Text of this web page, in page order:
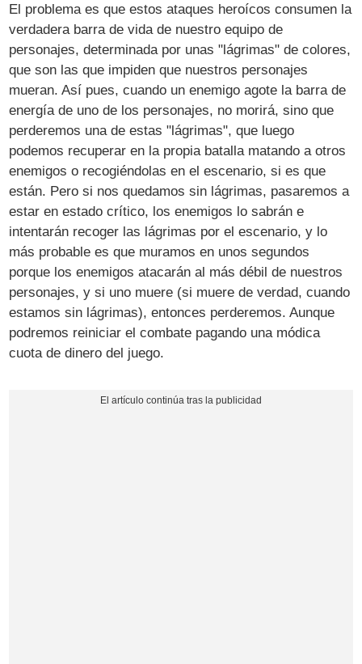
El problema es que estos ataques heroícos consumen la
verdadera barra de vida de nuestro equipo de
personajes, determinada por unas "lágrimas" de colores,
que son las que impiden que nuestros personajes
mueran. Así pues, cuando un enemigo agote la barra de
energía de uno de los personajes, no morirá, sino que
perderemos una de estas "lágrimas", que luego
podemos recuperar en la propia batalla matando a otros
enemigos o recogiéndolas en el escenario, si es que
están. Pero si nos quedamos sin lágrimas, pasaremos a
estar en estado crítico, los enemigos lo sabrán e
intentarán recoger las lágrimas por el escenario, y lo
más probable es que muramos en unos segundos
porque los enemigos atacarán al más débil de nuestros
personajes, y si uno muere (si muere de verdad, cuando
estamos sin lágrimas), entonces perderemos. Aunque
podremos reiniciar el combate pagando una módica
cuota de dinero del juego.